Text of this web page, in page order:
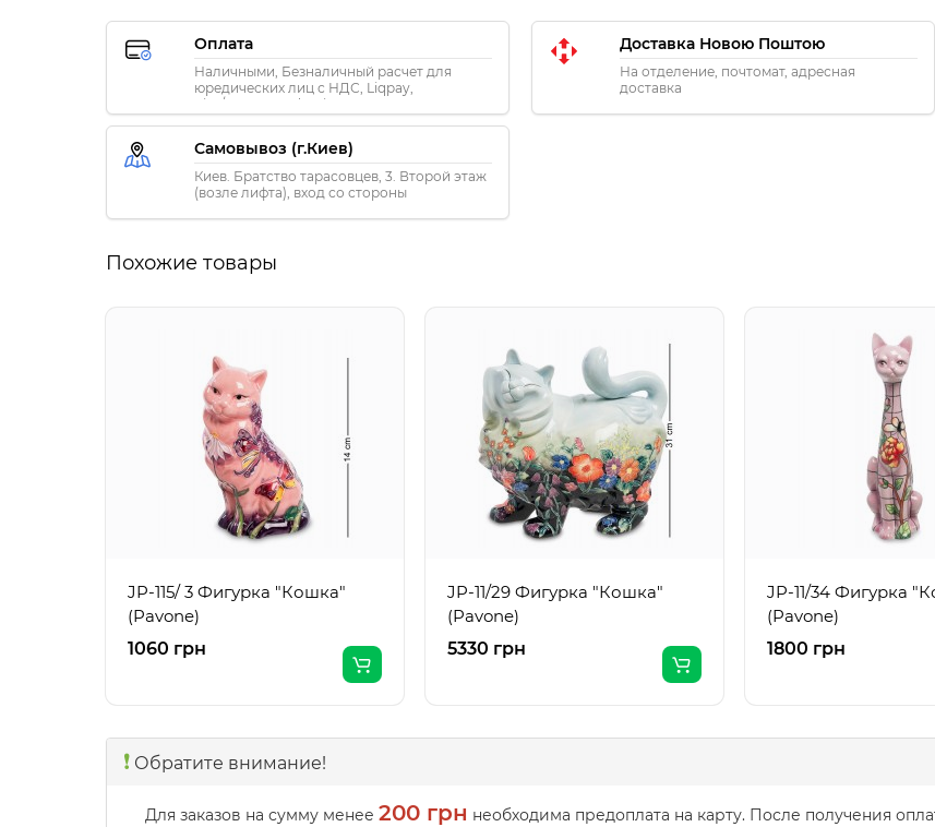
Оплата
Наличными, Безналичный расчет для
юредических лиц с НДС, Liqpay,
Visa/MasterCard, Privat24
Доставка Новою Поштою
На отделение, почтомат, адресная
доставка
Самовывоз (г.Киев)
Киев. Братство тарасовцев, 3. Второй этаж
(возле лифта), вход со стороны
Похожие товары
JP-115/ 3 Фигурка "Кошка"
(Pavone)
1060 грн
JP-11/29 Фигурка "Кошка"
(Pavone)
5330 грн
JP-11/34 Фигурка
(Pavone)
1800 грн
❗️ Обратите внимание!
Для заказов на сумму менее 200 грн необходима предоплата на карту. После получения